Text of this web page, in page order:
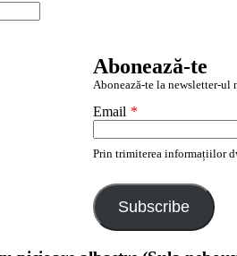
Abonează-te
Abonează-te la newsletter-
Email *
Prin trimiterea informațiilor
Subscribe